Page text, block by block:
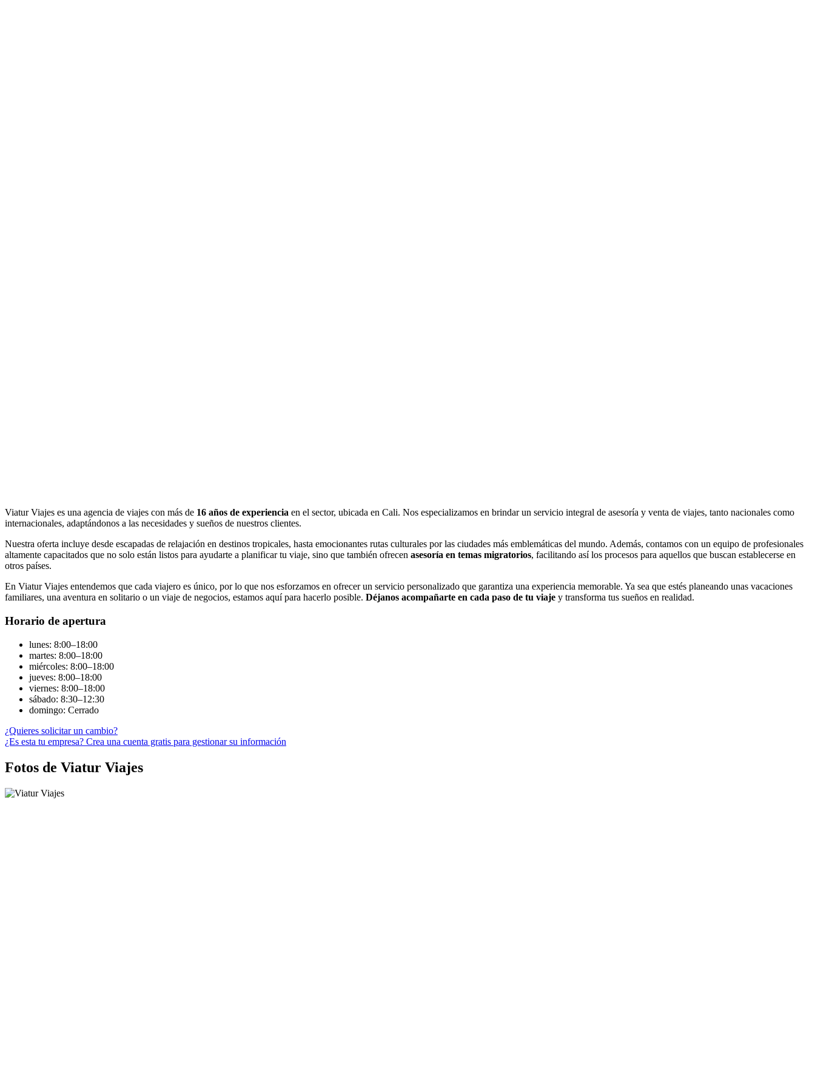
Viatur Viajes es una agencia de viajes con más de 16 años de experiencia en el sector, ubicada en Cali. Nos especializamos en brindar un servicio integral de asesoría y venta de viajes, tanto nacionales como
internacionales, adaptándonos a las necesidades y sueños de nuestros clientes.
Nuestra oferta incluye desde escapadas de relajación en destinos tropicales, hasta emocionantes rutas culturales por las ciudades más emblemáticas del mundo. Además, contamos con un equipo de profesionales
altamente capacitados que no solo están listos para ayudarte a planificar tu viaje, sino que también ofrecen asesoría en temas migratorios, facilitando así los procesos para aquellos que buscan establecerse en
otros países.
En Viatur Viajes entendemos que cada viajero es único, por lo que nos esforzamos en ofrecer un servicio personalizado que garantiza una experiencia memorable. Ya sea que estés planeando unas vacaciones
familiares, una aventura en solitario o un viaje de negocios, estamos aquí para hacerlo posible. Déjanos acompañarte en cada paso de tu viaje y transforma tus sueños en realidad.
Horario de apertura
lunes: 8:00–18:00
martes: 8:00–18:00
miércoles: 8:00–18:00
jueves: 8:00–18:00
viernes: 8:00–18:00
sábado: 8:30–12:30
domingo: Cerrado
¿Quieres solicitar un cambio?
¿Es esta tu empresa? Crea una cuenta gratis para gestionar su información
Fotos de Viatur Viajes